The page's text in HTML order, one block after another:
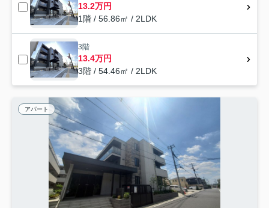
13.2万円
1階 / 56.86㎡ / 2LDK
3階
13.4万円
3階 / 54.46㎡ / 2LDK
アパート